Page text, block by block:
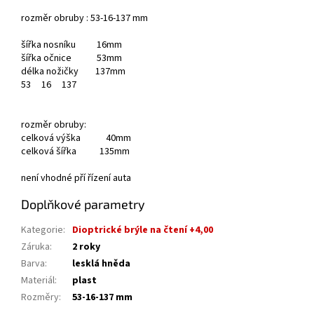
rozměr obruby : 53-16-137 mm
šířka nosníku 16mm
šířka očnice 53mm
délka nožičky 137mm
53
16 137
rozměr obruby:
celková výška 40mm
celková šířka 135mm
není vhodné pří řízení auta
Doplňkové parametry
Kategorie: Dioptrické brýle na čtení +4,00
Záruka:
2 roky
Barva:
lesklá hněda
Materiál:
plast
Rozměry: 53-16-137 mm